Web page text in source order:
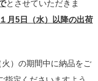
とさせていただきま
月5日（水）以降の出荷
）の期間中に納品をご